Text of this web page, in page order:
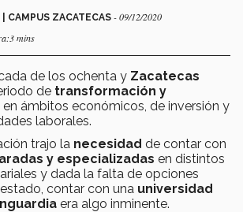
CAMPUS ZACATECAS - 09/12/2020
mins
de los ochenta y Zacatecas
de transformación y
en ámbitos económicos, de inversión y
laborales.
trajo la necesidad de contar con
y especializadas en distintos
y dada la falta de opciones
contar con una universidad
era algo inminente.